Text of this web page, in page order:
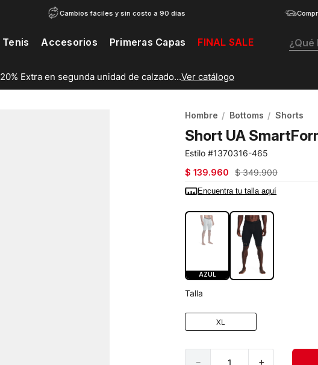
Cambios fáciles y sin costo a 90 días
Tenis Accesorios Primeras Capas FINAL SALE ¿Qué
20% Extra en segunda unidad de calzado...Ver catálogo
Hombre Bottoms Shorts
Short UA
1370316-465
$ 139.960 $ 349.900
Encuentra tu talla aquí
AZUL
Talla
XL
＋
－
Botas
Tenis